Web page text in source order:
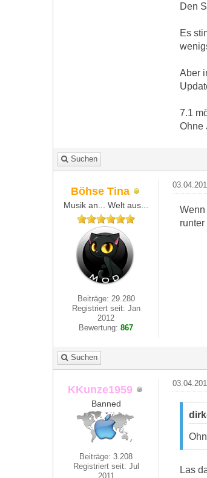
Den
Es
Aber
7.1
Ohne
Suchen
Böhse Tina
Musik an... Welt aus...
Beiträge: 29.280
Registriert seit: Jan
2012
Bewertung:867
Wenn
Suchen
KKunze1959
Banned
Beiträge: 3.208
Registriert seit: Jul
2011
Las